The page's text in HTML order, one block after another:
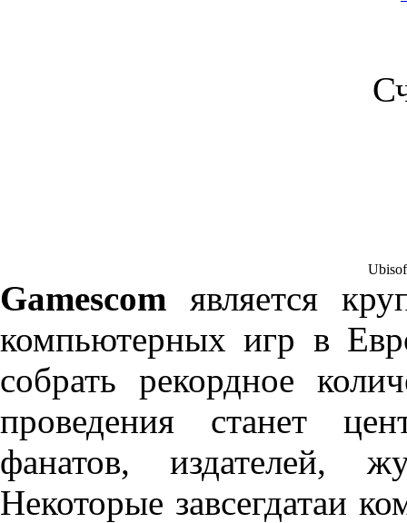
Gamescom является
компьютерных игр в
собрать рекордное
проведения станет
фанатов, издателей,
Некоторые завсегдатаи